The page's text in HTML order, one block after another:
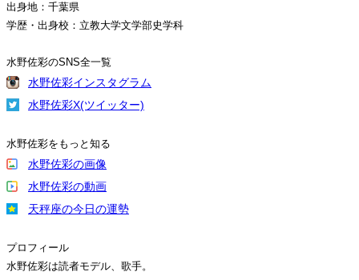
出身地：千葉県
学歴・出身校：立教大学文学部史学科
水野佐彩のSNS全一覧
水野佐彩インスタグラム
水野佐彩X(ツイッター)
水野佐彩をもっと知る
水野佐彩の画像
水野佐彩の動画
天秤座の今日の運勢
プロフィール
水野佐彩は読者モデル、歌手。